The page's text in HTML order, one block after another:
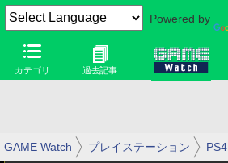
Powered by
カテゴリ 過去記事
GAME Watch プレイステーション PS4